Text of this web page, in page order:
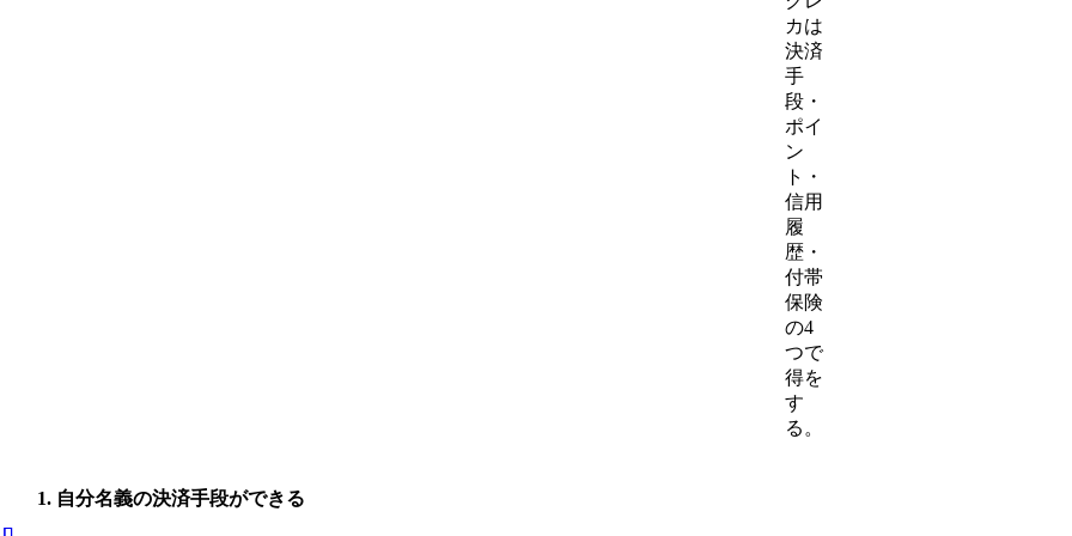
カは
決済
手
段・
ポイ
ン
ト・
信用
履
歴・
付帯
保険
の4
つで
得を
す
る。
自分名義の決済手段ができる